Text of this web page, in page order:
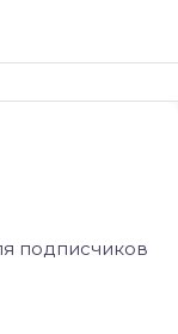
подписчиков